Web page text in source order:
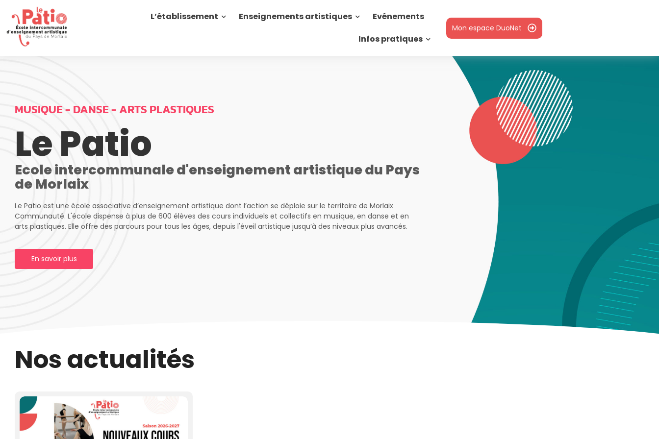
L’établissement Enseignements artistiques
Evénements
Infos pratiques
Mon espace DuoNet
Accueil
MUSIQUE - DANSE - ARTS PLASTIQUES
Le Patio
Ecole intercommunale d'enseignement artistique du Pays
de Morlaix
Le Patio est une école associative d’enseignement artistique dont l’action se déploie sur le territoire de Morlaix
Communauté. L'école dispense à plus de 600 élèves des cours individuels et collectifs en musique, en danse et en
arts plastiques. Elle offre des parcours pour tous les âges, depuis l'éveil artistique jusqu’à des niveaux plus avancés.
En savoir plus
Nos actualités